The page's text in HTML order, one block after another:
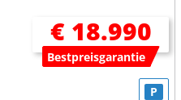
€ 18.990
Bestpreisgarantie
P